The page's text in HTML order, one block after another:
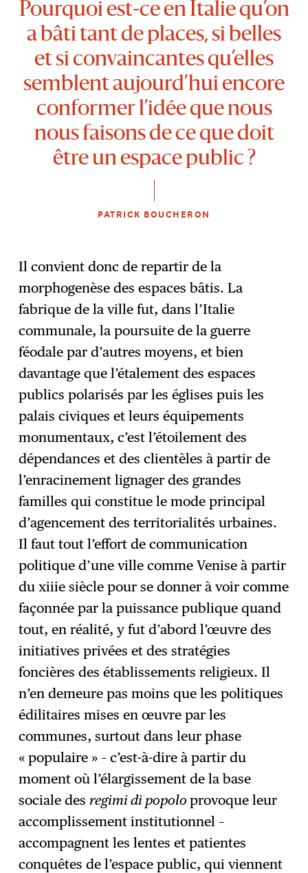
Pourquoi est-ce en Italie qu’on
a bâti tant de places, si belles
et si convaincantes qu’elles
semblent aujourd’hui encore
conformer l’idée que nous
nous faisons de ce que doit
être un espace public ?
PATRICK BOUCHERON
Il convient donc de repartir de la
morphogenèse des espaces bâtis. La
fabrique de la ville fut, dans l’Italie
communale, la poursuite de la guerre
féodale par d’autres moyens, et bien
davantage que l’étalement des espaces
publics polarisés par les églises puis les
palais civiques et leurs équipements
monumentaux, c’est l’étoilement des
dépendances et des clientèles à partir de
l’enracinement lignager des grandes
familles qui constitue le mode principal
d’agencement des territorialités urbaines.
Il faut tout l’effort de communication
politique d’une ville comme Venise à partir
du xiiie siècle pour se donner à voir comme
façonnée par la puissance publique quand
tout, en réalité, y fut d’abord l’œuvre des
initiatives privées et des stratégies
foncières des établissements religieux. Il
n’en demeure pas moins que les politiques
édilitaires mises en œuvre par les
communes, surtout dans leur phase
« populaire » – c’est-à-dire à partir du
moment où l’élargissement de la base
sociale des regimi di popoloprovoque leur
accomplissement institutionnel –
accompagnent les lentes et patientes
conquêtes de l’espace public, qui viennent